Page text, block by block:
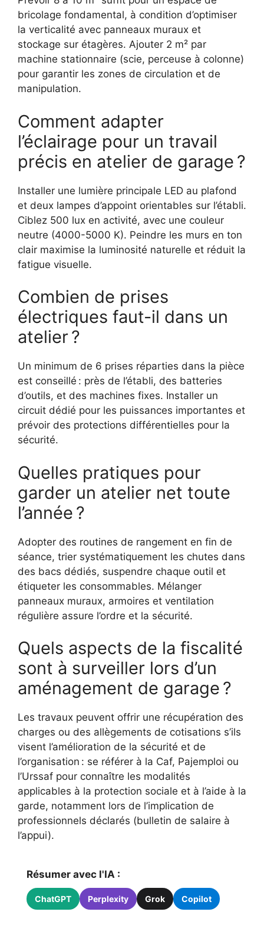
bricolage fondamental, à condition d’optimiser
la verticalité avec panneaux muraux et
stockage sur étagères. Ajouter 2 m² par
machine stationnaire (scie, perceuse à colonne)
pour garantir les zones de circulation et de
manipulation.
Comment adapter
l’éclairage pour un travail
précis en atelier de garage ?
Installer une lumière principale LED au plafond
et deux lampes d’appoint orientables sur l’établi.
Ciblez 500 lux en activité, avec une couleur
neutre (4000-5000 K). Peindre les murs en ton
clair maximise la luminosité naturelle et réduit la
fatigue visuelle.
Combien de prises
électriques faut-il dans un
atelier ?
Un minimum de 6 prises réparties dans la pièce
est conseillé : près de l’établi, des batteries
d’outils, et des machines fixes. Installer un
circuit dédié pour les puissances importantes et
prévoir des protections différentielles pour la
sécurité.
Quelles pratiques pour
garder un atelier net toute
l’année ?
Adopter des routines de rangement en fin de
séance, trier systématiquement les chutes dans
des bacs dédiés, suspendre chaque outil et
étiqueter les consommables. Mélanger
panneaux muraux, armoires et ventilation
régulière assure l’ordre et la sécurité.
Quels aspects de la fiscalité
sont à surveiller lors d’un
aménagement de garage ?
Les travaux peuvent offrir une récupération des
charges ou des allègements de cotisations s’ils
visent l’amélioration de la sécurité et de
l’organisation : se référer à la Caf, Pajemploi ou
l’Urssaf pour connaître les modalités
applicables à la protection sociale et à l’aide à la
garde, notamment lors de l’implication de
professionnels déclarés (bulletin de salaire à
l’appui).
Résumer avec l'IA :
ChatGPT Perplexity Grok Copilot